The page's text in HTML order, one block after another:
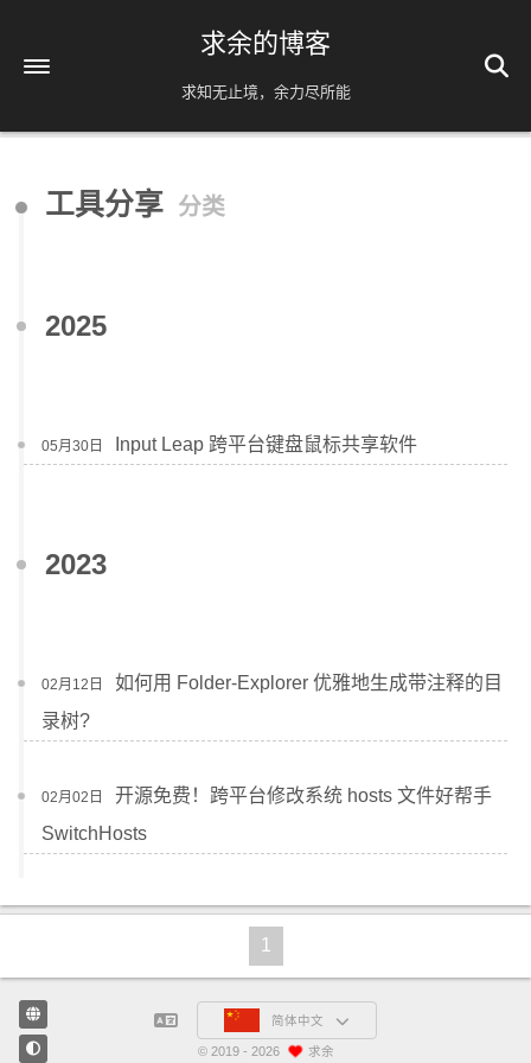
求余的博客
求知无止境，余力尽所能
关于
工具分享 分类
2025
05月30日 Input Leap 跨平台键盘鼠标共享软件
2023
02月12日
如何用 Folder-Explorer 优雅地生成带注释的目
录树?
02月02日
开源免费！跨平台修改系统 hosts 文件好帮手
SwitchHosts
1
简体中文
© 2019 - 2026 求余